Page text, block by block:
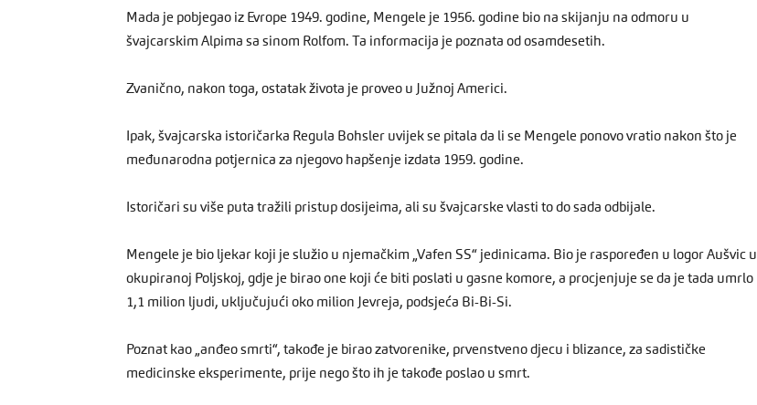
Mada je pobjegao iz Evrope 1949. godine, Mengele je 1956. godine bio na skijanju na odmoru u
švajcarskim Alpima sa sinom Rolfom. Ta informacija je poznata od osamdesetih.
Zvanično, nakon toga, ostatak života je proveo u Južnoj Americi.
Ipak, švajcarska istoričarka Regula Bohsler uvijek se pitala da li se Mengele ponovo vratio nakon što je
međunarodna potjernica za njegovo hapšenje izdata 1959. godine.
Istoričari su više puta tražili pristup dosijeima, ali su švajcarske vlasti to do sada odbijale.
Mengele je bio ljekar koji je služio u njemačkim „Vafen SS“ jedinicama. Bio je raspoređen u logor Aušvic u
okupiranoj Poljskoj, gdje je birao one koji će biti poslati u gasne komore, a procjenjuje se da je tada umrlo
1,1 milion ljudi, uključujući oko milion Jevreja, podsjeća Bi-Bi-Si.
Poznat kao „anđeo smrti“, takođe je birao zatvorenike, prvenstveno djecu i blizance, za sadističke
medicinske eksperimente, prije nego što ih je takođe poslao u smrt.